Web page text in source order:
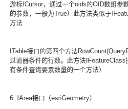
游标ICursor，通过一个oids的OID数组参
的参数，一般为True）此方法类似于
方法
ITable接口的第四个方法
过滤器条件的行数。此方法
有条件查询要素数量的一个方法）
6. IArea接口（esriGeometry）